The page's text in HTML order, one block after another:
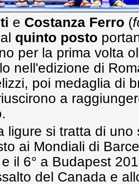
e Costanza Ferro (
quinto posto
per la prima volta
nell'edizione di
poi medaglia di
a
ligure si tratta di
ai Mondiali di
il 6° a Budapest
del Canada e